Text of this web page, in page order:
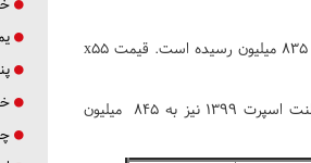
قیمت X۲۲ PRO اکسلنت ۱۴۰۰ نیز ۶۵۰ میلیون تومان اعلام شده است. x۵۵ اکسلنت ۱۳۹۹ نیز به ۸۳۵ میلیون رسیده است. قیمت x۵۵
قیمت X۵۵ PRO اکسلنت ۱۴۰۱ نیز به ۹۶۵ میلیون تومان رسیده است. قیمت خودروی x۵۵ اکسلنت اسپرت ۱۳۹۹ نیز به ۸۴۵ میلیون